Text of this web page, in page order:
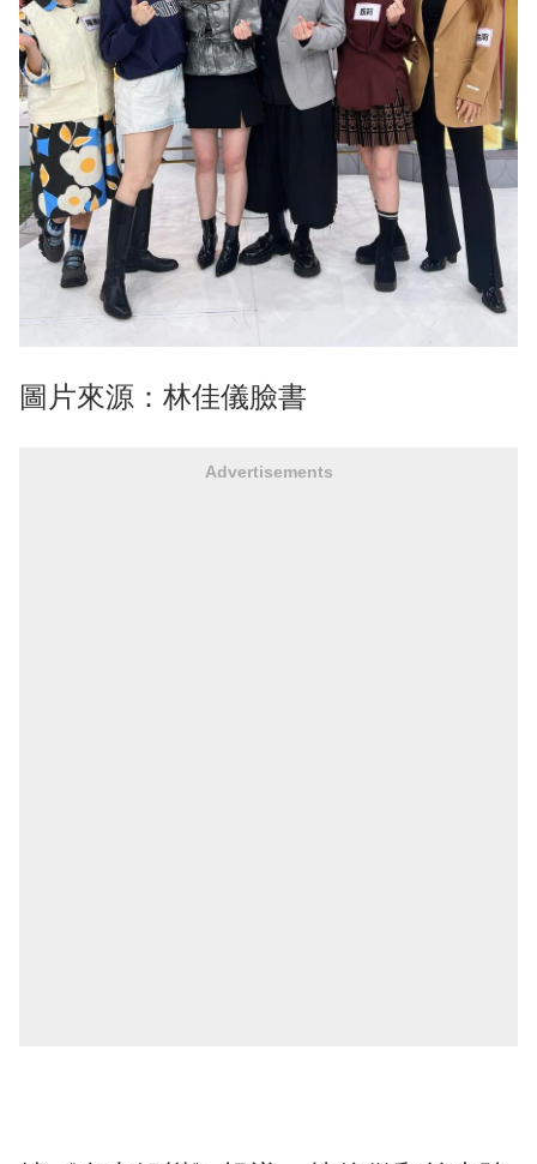
圖片來源：林佳儀臉書
Advertisements